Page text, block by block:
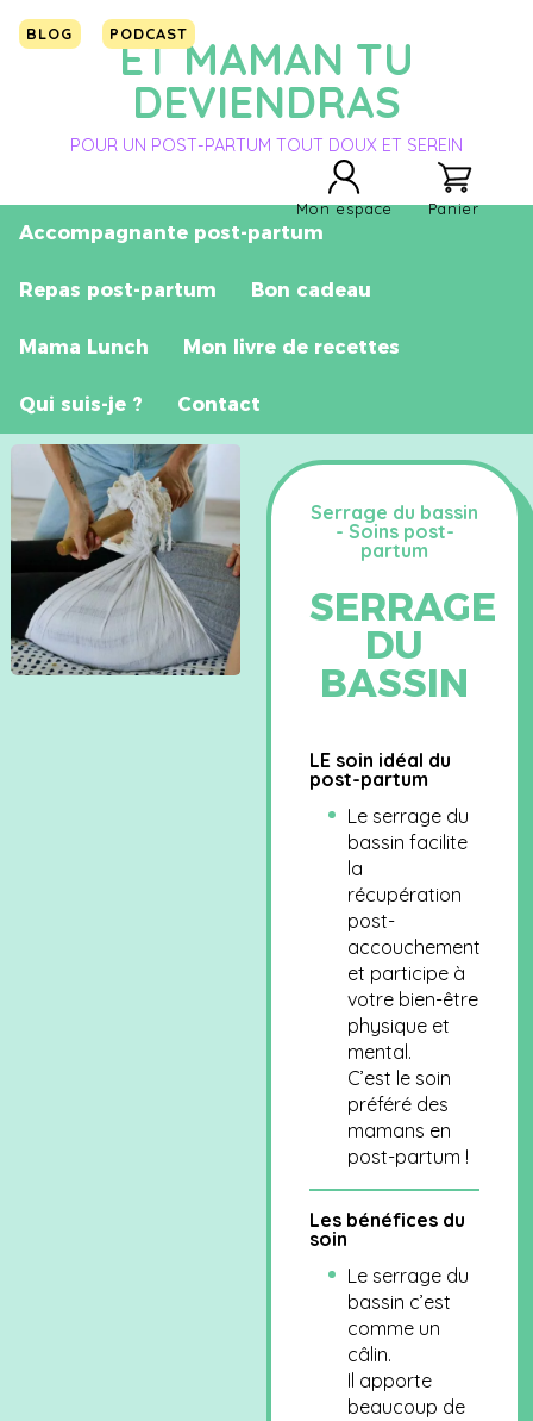
ET MAMAN TU
DEVIENDRAS
POUR UN POST-PARTUM TOUT DOUX ET SEREIN
Accompagnante post-partum
Repas post-partum Bon cadeau
Mama Lunch Mon livre de recettes
Qui suis-je ? Contact
BLOG PODCAST
Mon espace Panier
Serrage du bassin
- Soins post-
partum
SERRAGE
DU
BASSIN
LE soin idéal du
post-partum
Le serrage du
bassin facilite
la
récupération
post-
accouchement
et participe à
votre bien-être
physique et
mental.
C’est le soin
préféré des
mamans en
post-partum !
Les bénéfices du
soin
Le serrage du
bassin c’est
comme un
câlin.
Il apporte
beaucoup de